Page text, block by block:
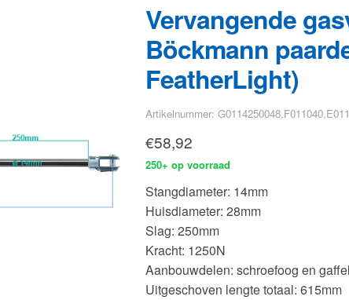
Vervangende
Böckmann
FeatherLight)
Artikelnummer:
€58,92
250+ op voorraad
Stangdiameter: 14mm
Huisdiameter: 28mm
Slag: 250mm
Kracht: 1250N
Aanbouwdelen: schroefoog en gaffel
Uitgeschoven lengte totaal: 615mm